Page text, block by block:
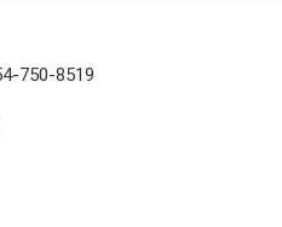
750-8519